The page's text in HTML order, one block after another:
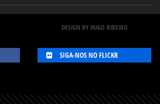
DESIGN BY HUGO RIBEIRO
SIGA-NOS NO FLICKR